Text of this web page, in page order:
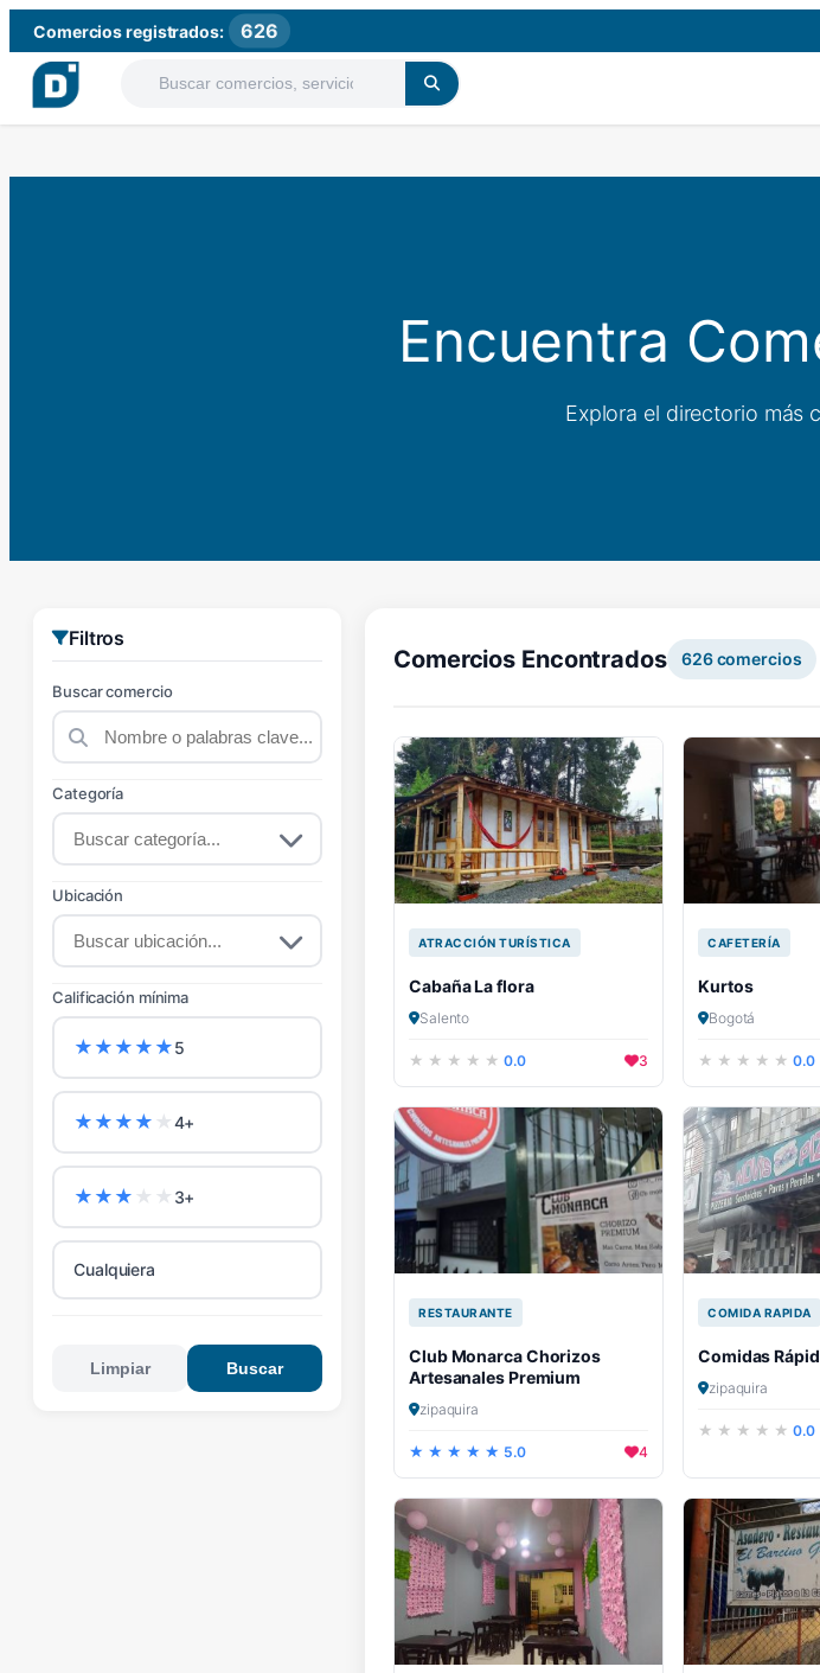
Comercios registrados: 626
Encuentra
Explora el directorio más
Filtros
Buscar comercio
Categoría
Ubicación
Calificación mínima
★ ★ ★ ★ ★5
★ ★ ★ ★ ★4+
★ ★ ★ ★ ★ 3+
Cualquiera
Limpiar Buscar
Comercios Encontrados 626comercios
ATRACCIÓN TURÍSTICA
Cabaña La flora
Salento
0.0 3
CAFETERÍA
Kurtos
Bogotá
0.0
RESTAURANTE
Club Monarca Chorizos
Artesanales Premium
zipaquira
5.0 4
COMIDA RAPIDA
Comidas
zipaquira
0.0